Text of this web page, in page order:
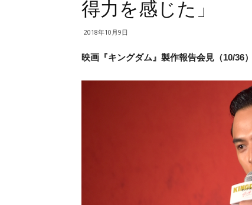
得力を感じた」
2018年10月9日
映画『キングダム』製作報告会見（10/36）